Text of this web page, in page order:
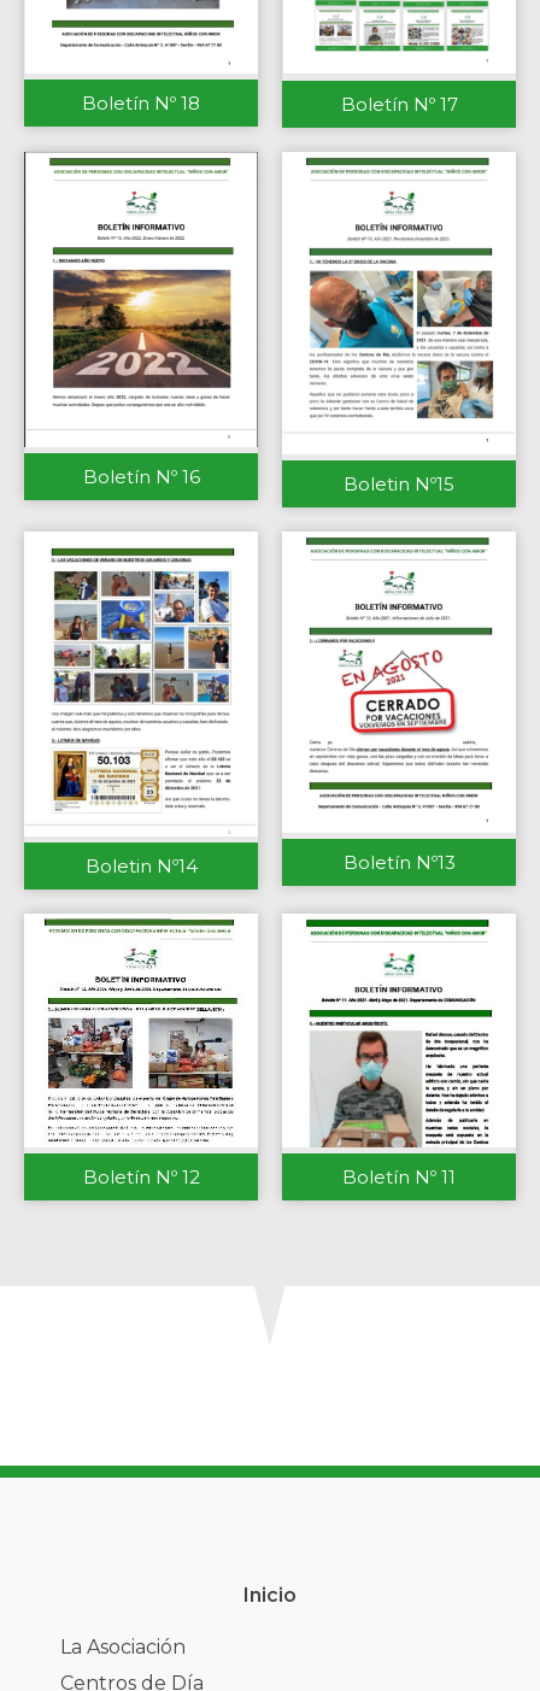
Boletín Nº 18 Boletín Nº 17
Boletín Nº 16 Boletin Nº15
Boletin Nº14 Boletín Nº13
Boletín Nº 12 Boletín Nº 11
Inicio
La Asociación
Centros de Día